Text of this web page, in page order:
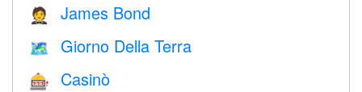
🤵 James Bond
🗺️ Giorno Della Terra
🎰 Casinò